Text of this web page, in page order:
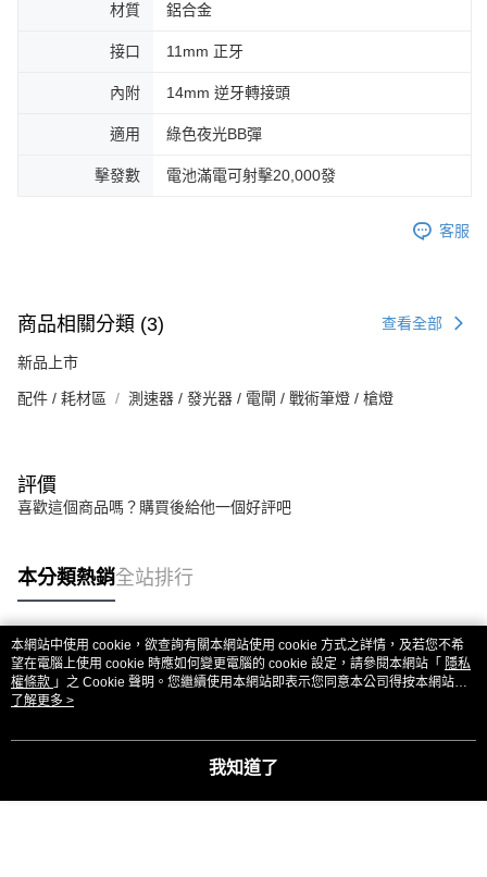
材質 鋁合金
接口 11mm 正牙
內附 14mm 逆牙轉接頭
適用 綠色夜光BB彈
擊發數 電池滿電可射擊20,000發
客服
商品相關分類 (3) 查看全部
新品上市
配件 / 耗材區 測速器 / 發光器 / 電閘 / 戰術筆燈 / 槍燈
評價
喜歡這個商品嗎？購買後給他一個好評吧
本分類熱銷全站排行
熱門標籤
本網站中使用 cookie，欲查詢有關本網站使用 cookie 方式之詳情，及若您不希
望在電腦上使用 cookie 時應如何變更電腦的 cookie 設定，請參閱本網站「 隱私
權條款 」之 Cookie 聲明。您繼續使用本網站即表示您同意本公司得按本網站使
用條款之 Cookie 聲明使用 cookie。
了解更多 >
我知道了